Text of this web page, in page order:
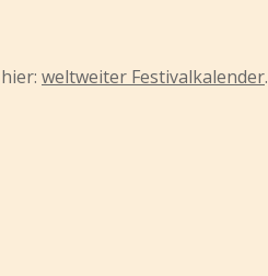
weltweiter Festivalkalender.